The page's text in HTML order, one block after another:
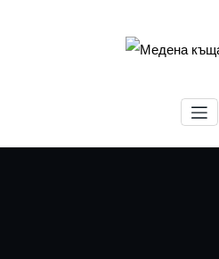
Медена къща Михови